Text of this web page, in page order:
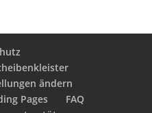
ändern
Pages
FAQ